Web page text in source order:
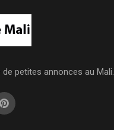
petites annonces au Mali.